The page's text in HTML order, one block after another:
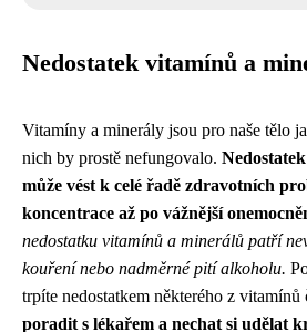
Nedostatek vitamínů a
Vitamíny a minerály jsou pro naše tělo
nich by prostě nefungovalo.
může vést k celé řadě zdravotních
koncentrace až po vážnější
nedostatku vitamínů a minerálů patří
kouření nebo nadměrné pití alkoholu.
trpíte nedostatkem některého z vitamínů
poradit s lékařem a nechat si udělat